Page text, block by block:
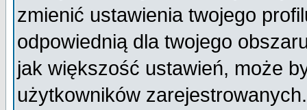
zmienić ustawienia twojego
odpowiednią dla twojego
jak większość ustawień, może
użytkowników